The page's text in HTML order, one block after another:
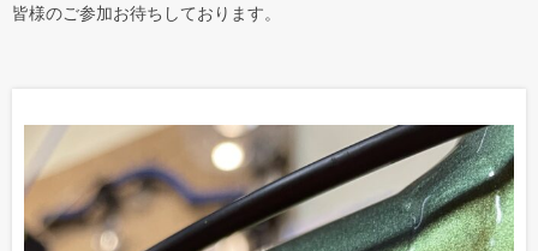
皆様のご参加お待ちしております。